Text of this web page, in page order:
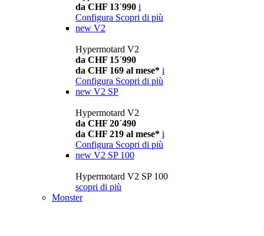
da CHF 13´990 i
Configura Scopri di più
new V2
Hypermotard V2
da CHF 15´990
da CHF 169 al mese* i
Configura Scopri di più
new V2 SP
Hypermotard V2
da CHF 20´490
da CHF 219 al mese* i
Configura Scopri di più
new V2 SP 100
Hypermotard V2 SP 100
scopri di più
Monster